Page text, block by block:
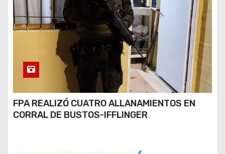
FPA REALIZÓ CUATRO ALLANAMIENTOS EN
CORRAL DE BUSTOS-IFFLINGER